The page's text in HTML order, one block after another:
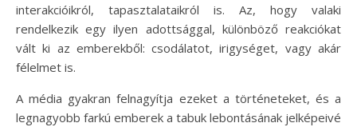
interakcióikról, tapasztalataikról is. Az, hogy valaki
rendelkezik egy ilyen adottsággal, különböző reakciókat
vált ki az emberekből: csodálatot, irigységet, vagy akár
félelmet is.
A média gyakran felnagyítja ezeket a történeteket, és a
legnagyobb farkú emberek a tabuk lebontásának jelképeivé